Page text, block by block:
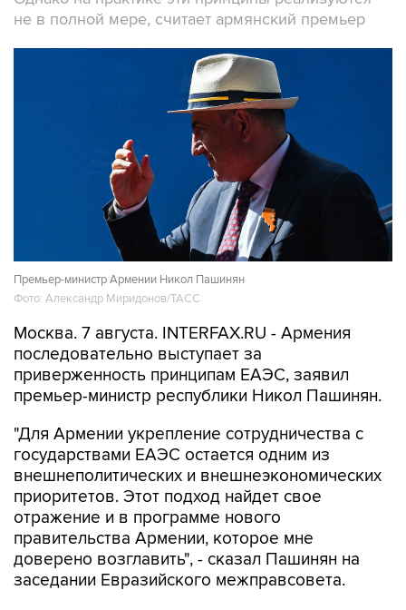
Премьер-министр Армении Никол Пашинян
Фото: Александр Миридонов/ТАСС
Москва. 7 августа. INTERFAX.RU - Армения
приверженность принципам ЕАЭС, заявил
премьер-министр республики Никол Пашинян.
"Для Армении укрепление сотрудничества с
внешнеполитических и внешнеэкономических
приоритетов. Этот подход найдет свое
отражение и в программе нового
правительства Армении, которое мне
доверено возглавить", - сказал Пашинян на
заседании Евразийского межправсовета.
По его словам, Армения последовательно